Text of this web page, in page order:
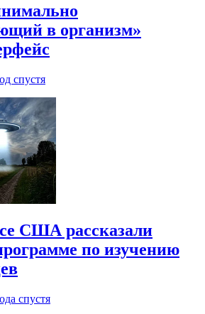
в организм»
спустя
США рассказали
по изучению
спустя